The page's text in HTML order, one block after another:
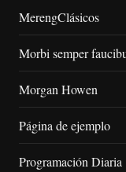
MerengClásicos
Morbi semper
Morgan Howen
Página de ejemplo
Programación Diaria